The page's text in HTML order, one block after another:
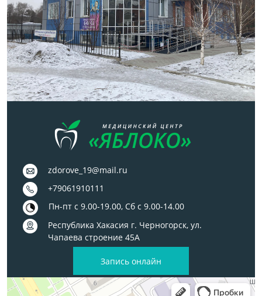
zdorove_19@mail.ru
+79061910111
Пн-пт с 9.00-19.00, Сб с 9.00-14.00
Республика Хакасия г. Черногорск, ул.
Чапаева строение 45А
Запись онлайн